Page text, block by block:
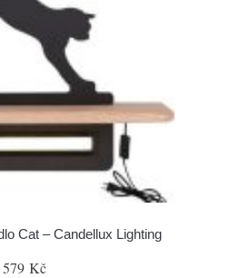
Cat – Candellux Lighting
579 Kč